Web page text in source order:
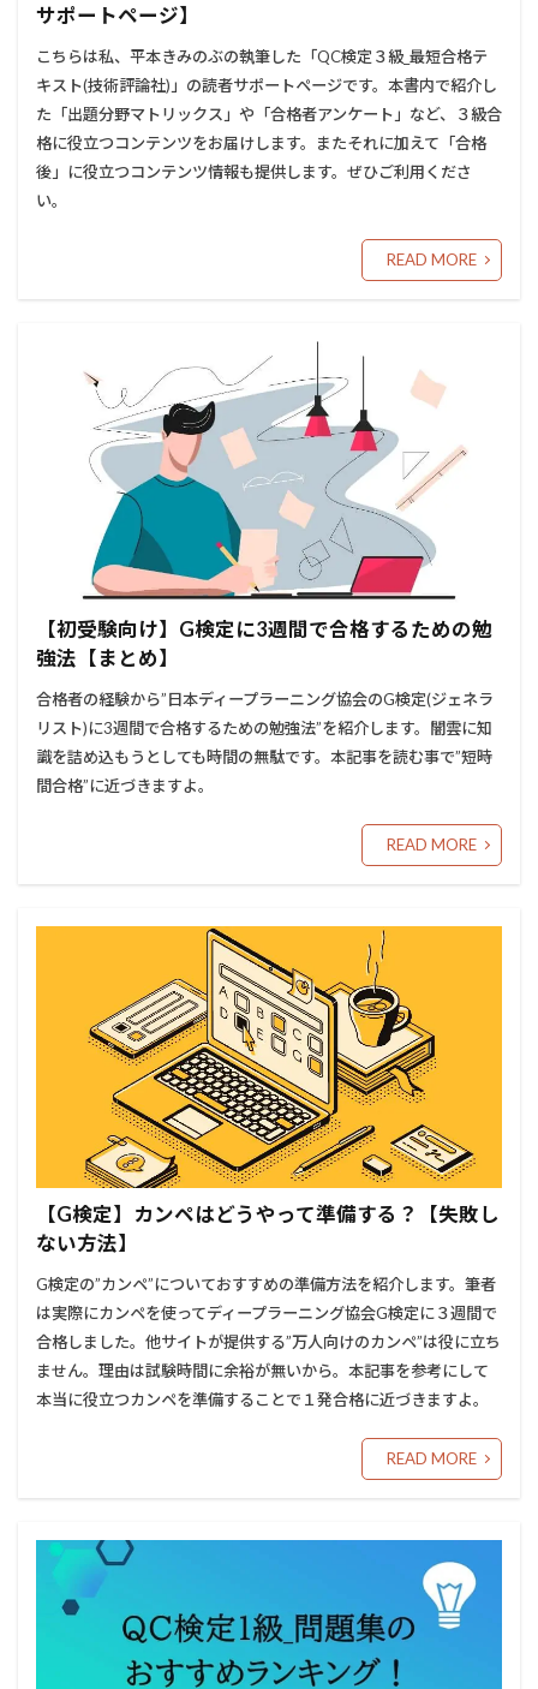
サポートページ】
こちらは私、平本きみのぶの執筆した「QC検定３級_最短合格テ
キスト(技術評論社)」の読者サポートページです。本書内で紹介し
た「出題分野マトリックス」や「合格者アンケート」など、３級合
格に役立つコンテンツをお届けします。またそれに加えて「合格
後」に役立つコンテンツ情報も提供します。ぜひご利用くださ
い。
READ MORE
【初受験向け】G検定に3週間で合格するための勉
強法【まとめ】
合格者の経験から”日本ディープラーニング協会のG検定(ジェネラ
リスト)に3週間で合格するための勉強法”を紹介します。闇雲に知
識を詰め込もうとしても時間の無駄です。本記事を読む事で”短時
間合格”に近づきますよ。
READ MORE
【G検定】カンペはどうやって準備する？【失敗し
ない方法】
G検定の”カンペ”についておすすめの準備方法を紹介します。筆者
は実際にカンペを使ってディープラーニング協会G検定に３週間で
合格しました。他サイトが提供する”万人向けのカンペ”は役に立ち
ません。理由は試験時間に余裕が無いから。本記事を参考にして
本当に役立つカンペを準備することで１発合格に近づきますよ。
READ MORE